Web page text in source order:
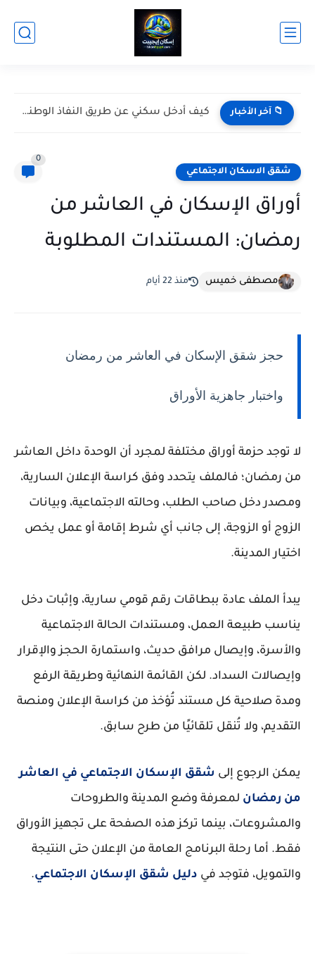
📁 آخر الأخبار ظهر في ملف الإسكان سبق حجز وحدة سكنية أعمل إيه؟
شقق الاسكان الاجتماعي
0
أوراق الإسكان في العاشر من
رمضان: المستندات المطلوبة
مصطفى خميس منذ 22 أيام
حجز شقق الإسكان في العاشر من رمضان
واختبار جاهزية الأوراق
لا توجد حزمة أوراق مختلفة لمجرد أن الوحدة داخل العاشر
من رمضان؛ فالملف يتحدد وفق كراسة الإعلان السارية،
ومصدر دخل صاحب الطلب، وحالته الاجتماعية، وبيانات
الزوج أو الزوجة، إلى جانب أي شرط إقامة أو عمل يخص
اختيار المدينة.
يبدأ الملف عادة ببطاقات رقم قومي سارية، وإثبات دخل
يناسب طبيعة العمل، ومستندات الحالة الاجتماعية
والأسرة، وإيصال مرافق حديث، واستمارة الحجز والإقرار
وإيصالات السداد. لكن القائمة النهائية وطريقة الرفع
ومدة صلاحية كل مستند تُؤخذ من كراسة الإعلان ومنصة
التقديم، ولا تُنقل تلقائيًا من طرح سابق.
يمكن الرجوع إلى شقق الإسكان الاجتماعي في العاشر
من رمضان لمعرفة وضع المدينة والطروحات
والمشروعات، بينما تركز هذه الصفحة على تجهيز الأوراق
فقط. أما رحلة البرنامج العامة من الإعلان حتى النتيجة
والتمويل، فتوجد في دليل شقق الإسكان الاجتماعي.